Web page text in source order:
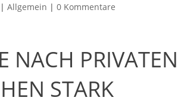
|Allgemein |0 Kommentare
NACH
STARK